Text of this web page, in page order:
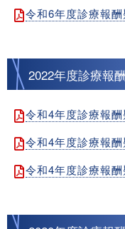
令和6年度診療報
2022年度診療報
令和4年度診療報
令和4年度診療報
令和4年度診療報